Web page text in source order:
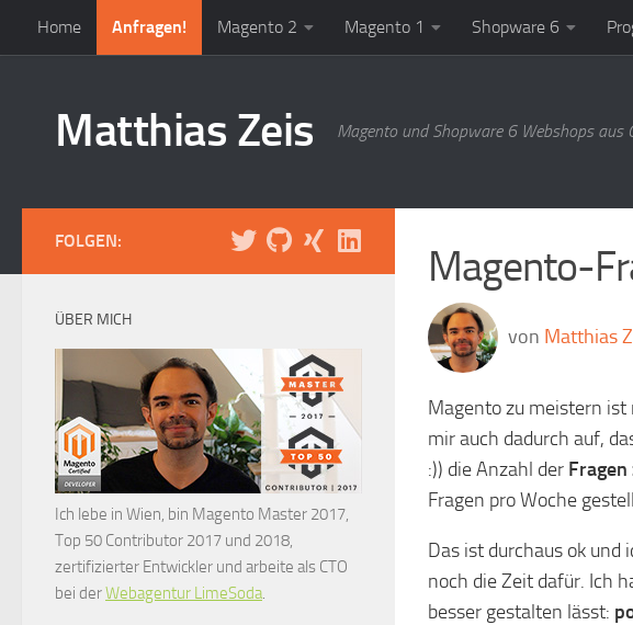
Zum Inhalt springen
Home Anfragen! Magento 2 Magento 1 Shopware 6
Matthias Zeis Magento und Shopware 6 Webshops aus
Magento-
von Matthias
Magento zu meistern
mir auch dadurch auf,
:)) die Anzahl der
Fragen pro Woche
Das ist durchaus ok
noch die Zeit dafür. Ich
besser gestalten lässt:
FOLGEN:
ÜBER MICH
Ich lebe in Wien, bin Magento Master 2017,
Top 50 Contributor 2017 und 2018,
zertifizierter Entwickler und arbeite als CTO
bei derWebagentur LimeSoda.